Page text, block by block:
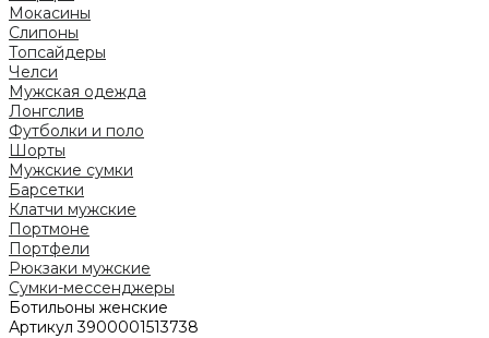
Мокасины
Слипоны
Топсайдеры
Челси
Мужская одежда
Лонгслив
Футболки и поло
Шорты
Мужские сумки
Барсетки
Клатчи мужские
Портмоне
Портфели
Рюкзаки мужские
Сумки-мессенджеры
Ботильоны женские
Артикул3900001513738